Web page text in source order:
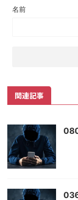
名前
関連記事